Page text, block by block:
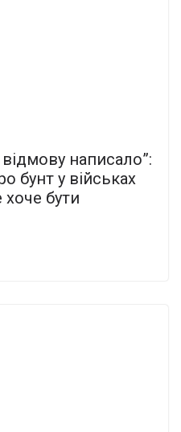
написало”:
бунт у військах
хоче бути